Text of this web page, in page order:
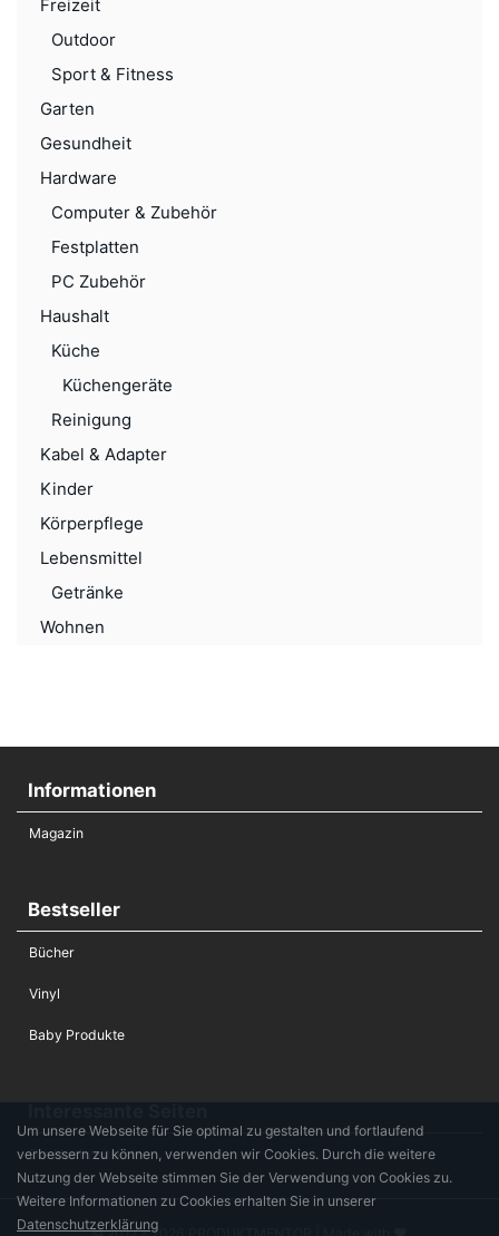
Freizeit
Outdoor
Sport & Fitness
Garten
Gesundheit
Hardware
Computer & Zubehör
Festplatten
PC Zubehör
Haushalt
Küche
Küchengeräte
Reinigung
Kabel & Adapter
Kinder
Körperpflege
Lebensmittel
Getränke
Wohnen
Informationen
Magazin
Bestseller
Bücher
Vinyl
Baby Produkte
Die Hochzeitsliste
Um unsere Webseite für Sie optimal zu gestalten und fortlaufend
verbessern zu können, verwenden wir Cookies. Durch die weitere
Nutzung der Webseite stimmen Sie der Verwendung von Cookies zu.
Weitere Informationen zu Cookies erhalten Sie in unserer
Datenschutzerklärung